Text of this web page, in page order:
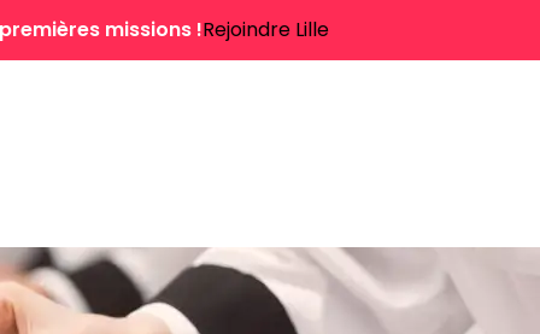
missions !Rejoindre Lille